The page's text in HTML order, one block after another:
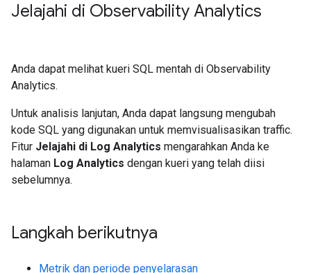
Jelajahi di Observability Analytics
Anda dapat melihat kueri SQL mentah di Observability
Analytics.
Untuk analisis lanjutan, Anda dapat langsung mengubah
kode SQL yang digunakan untuk memvisualisasikan traffic.
Fitur Jelajahi di Log Analytics mengarahkan Anda ke
halaman Log Analytics dengan kueri yang telah diisi
sebelumnya.
Langkah berikutnya
Metrik dan periode penyelarasan